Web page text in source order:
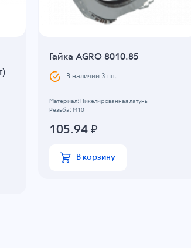
Гайка AGRO 8010.85
В наличии 3 шт.
Материал: Никелированная латунь
Резьба: M10
105.94₽
В корзину